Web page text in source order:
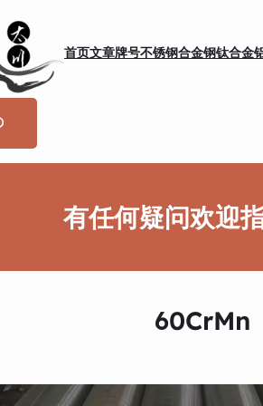
首页文章牌号不锈钢合金钢钛合金
有任何疑问欢迎
60CrMn